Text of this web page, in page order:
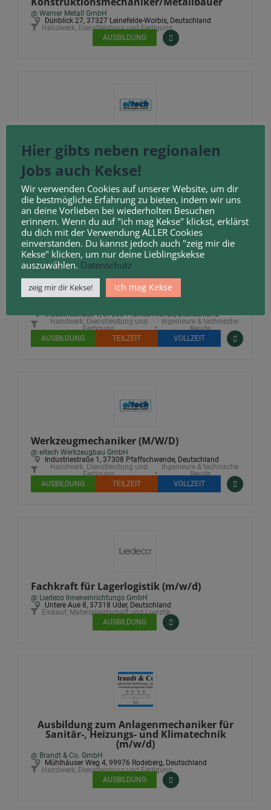
@ Werner Metall GmbH
Dünblick 27, 37327 Leinefelde-Worbis, Deutschland
Handwerk, Dienstleistung und Fertigung
AUSBILDUNG
Kunststoff-/Kautschuktechnik (M/W/D)
@ eitech Werkzeugbau GmbH
Industriestraße 1, 37308 Pfaffschwende, Deutschland
Handwerk, Dienstleistung und
Fertigung
AUSBILDUNG
TEILZEIT VOLLZEIT
Zerspanungsmechaniker (M/W/D)
Industriestraße 1, 37308 Pfaffschwende, Deutschland
Handwerk, Dienstleistung und
Fertigung
,
Ingenieure & technische
Berufe
AUSBILDUNG
TEILZEIT VOLLZEIT
Werkzeugmechaniker (M/W/D)
@ eitech Werkzeugbau GmbH
Industriestraße 1, 37308 Pfaffschwende, Deutschland
Handwerk, Dienstleistung und
Fertigung
,
Ingenieure & technische
Berufe
AUSBILDUNG
TEILZEIT VOLLZEIT
Fachkraft für Lagerlogistik (m/w/d)
@ Liedeco Inneneinrichtungs GmbH
Untere Aue 8, 37318 Uder, Deutschland
Einkauf, Materialwirtschaft und Logistik
AUSBILDUNG
Ausbildung zum Anlagenmechaniker für
Sanitär-, Heizungs- und Klimatechnik
(m/w/d)
@ Brandt & Co. GmbH
Mühlhäuser Weg 4, 99976 Rodeberg, Deutschland
Handwerk, Dienstleistung und Fertigung
AUSBILDUNG
Hier gibts neben regionalen
Jobs auch Kekse!
Wir verwenden Cookies auf unserer Website, um dir
die bestmögliche Erfahrung zu bieten, indem wir uns
an deine Vorlieben bei wiederholten Besuchen
erinnern. Wenn du auf "ich mag Kekse" klickst, erklärst
du dich mit der Verwendung ALLER Cookies
einverstanden. Du kannst jedoch auch "zeig mir die
Kekse" klicken, um nur deine Lieblingskekse
auszuwählen. Datenschutz
zeig mir dir Kekse! ich mag Kekse